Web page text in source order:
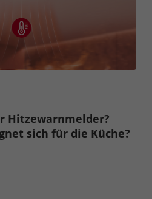
Hitzewarnmelder?
sich für die Küche?